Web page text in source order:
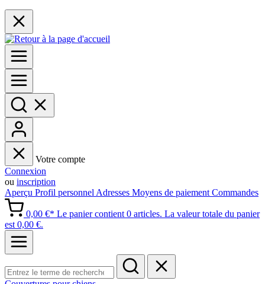
Votre compte
Connexion
ou inscription
Aperçu Profil personnel Adresses Moyens de paiement Commandes
0,00 €* Le panier contient 0 articles. La valeur totale du panier
est 0,00 €.